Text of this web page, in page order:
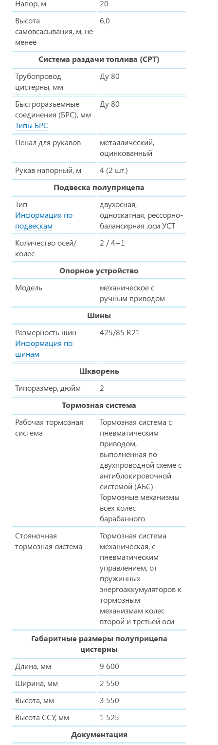
Напор, м
20
Высота
самовсасывания, м, не
менее
6,0
Система раздачи топлива (СРТ)
Трубопровод
цистерны, мм
Ду 80
Быстроразъемные
соединения (БРС), мм
Типы БРС
Ду 80
Пенал для рукавов
металлический,
оцинкованный
Рукав напорный, м
4 (2 шт.)
Подвеска полуприцепа
Тип
Информация по
подвескам
двухосная,
односкатная, рессорно-
балансирная ,оси УСТ
Количество осей/
колес
2 / 4+1
Опорное устройство
Модель
механическое с
ручным приводом
Шины
Размерность шин
Информация по
шинам
425/85 R21
Шкворень
Типоразмер, дюйм
2
Тормозная система
Рабочая тормозная
система
Тормозная система с
пневматическим
приводом,
выполненная по
двухпроводной схеме с
антиблокировочной
системой (АБС) .
Тормозные механизмы
всех колес
барабанного.
Стояночная
тормозная система
Тормозная система
механическая, с
пневматическим
управлением, от
пружинных
энергоаккумуляторов к
тормозным
механизмам колес
второй и третьей оси
Габаритные размеры полуприцепа
цистерны
Длина, мм
9 600
Ширина, мм
2 550
Высота, мм
3 550
Высота ССУ, мм
1 525
Документация